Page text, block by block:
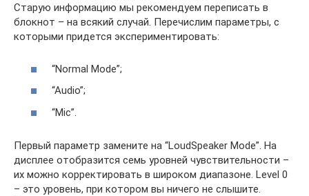
Старую информацию мы рекомендуем переписать в
блокнот – на всякий случай. Перечислим параметры, с
которыми придется экспериментировать:
“Normal Mode”;
“Audio”;
“Mic”.
Первый параметр замените на “LoudSpeaker Mode”. На
дисплее отобразится семь уровней чувствительности –
их можно корректировать в широком диапазоне. Level 0
– это уровень, при котором вы ничего не слышите.